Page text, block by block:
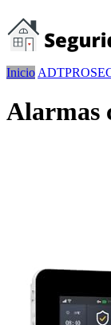
Inicio ADT
Alarmas